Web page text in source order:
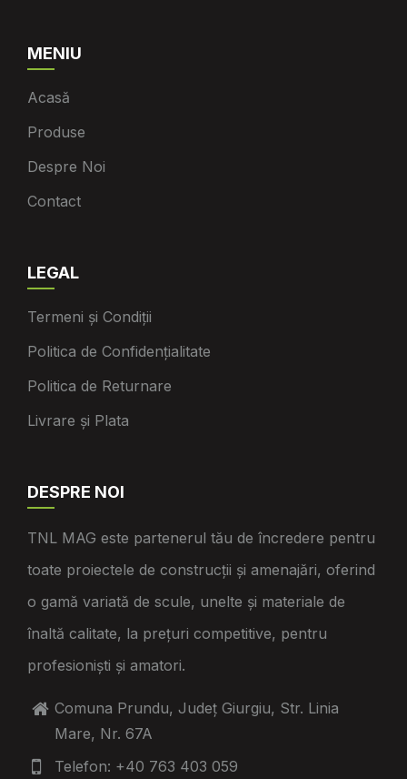
MENIU
Acasă
Produse
Despre Noi
Contact
LEGAL
Termeni și Condiții
Politica de Confidențialitate
Politica de Returnare
Livrare și Plata
DESPRE NOI
TNL MAG este partenerul tău de încredere pentru
toate proiectele de construcții și amenajări, oferind
o gamă variată de scule, unelte și materiale de
înaltă calitate, la prețuri competitive, pentru
profesioniști și amatori.
Comuna Prundu, Județ Giurgiu, Str. Linia
Mare, Nr. 67A
Telefon: +40 763 403 059